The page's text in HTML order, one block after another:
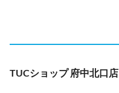
TUCショップ 府中北口店